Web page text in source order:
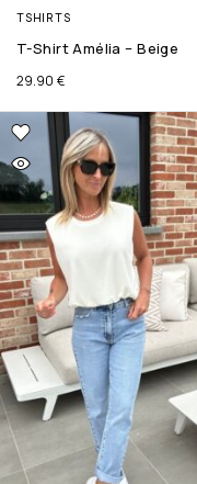
TSHIRTS
T-Shirt Amélia – Beige
29.90 €